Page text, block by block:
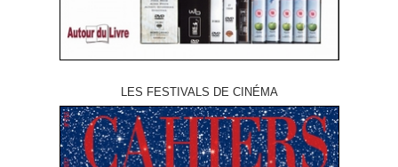
LES FESTIVALS DE CINÉMA